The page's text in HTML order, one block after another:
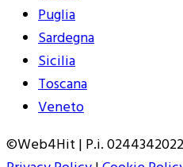
Puglia
Sardegna
Sicilia
Toscana
Veneto
©Web4Hit | P.i.